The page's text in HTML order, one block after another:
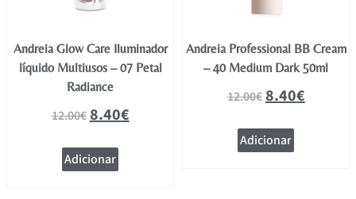
Andreia Glow Care Iluminador
líquido Multiusos – 07 Petal
Radiance
12.00€8.40€
Adicionar
Andreia Professional BB Cream
– 40 Medium Dark 50ml
12.00€8.40€
Adicionar